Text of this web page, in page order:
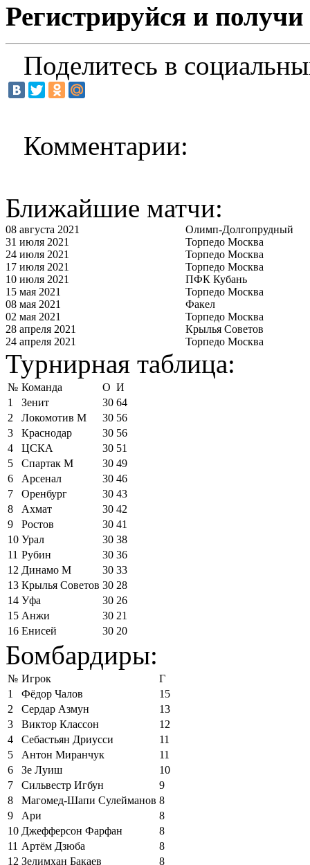
Регистрируйся и
Поделитесь в
Комментарии:
Ближайшие матчи:
08 августа 2021
Олимп-Долгопрудный
31 июля 2021
Торпедо Москва
24 июля 2021
Торпедо Москва
17 июля 2021
Торпедо Москва
10 июля 2021
ПФК Кубань
15 мая 2021
Торпедо Москва
08 мая 2021
Факел
02 мая 2021
Торпедо Москва
28 апреля 2021
Крылья Советов
24 апреля 2021
Торпедо Москва
Турнирная таблица:
№ Команда О И
1
Зенит 30 64
2
Локомотив М 30 56
3
Краснодар 30 56
4
ЦСКА 30 51
5
Спартак М 30 49
6
Арсенал 30 46
7
Оренбург 30 43
8
Ахмат 30 42
9
Ростов 30 41
10 Урал 30 38
11 Рубин 30 36
12 Динамо М 30 33
13 Крылья Советов 30 28
14 Уфа 30 26
15 Анжи 30 21
16 Енисей 30 20
Бомбардиры:
№ Игрок
Г
1
Фёдор Чалов
15
2
Сердар Азмун
13
3
Виктор Классон
12
4
Себастьян Дриусси
11
5
Антон Миранчук
11
6
Зе Луиш
10
7
Сильвестр Игбун
9
8
Магомед-Шапи Сулейманов 8
9
Ари
8
10 Джефферсон Фарфан
8
11 Артём Дзюба
8
12 Зелимхан Бакаев 8